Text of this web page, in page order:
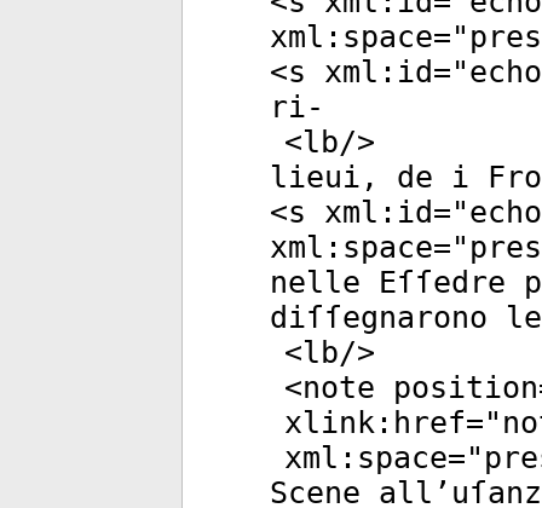
xml:space="
<s xml:id="
ri-
<lb/>
lieui, de i
<s xml:id="
xml:space="
nelle Eſſedre
diſſegnarono
<lb/>
<note position
xlink:href="
xml:space="
Scene